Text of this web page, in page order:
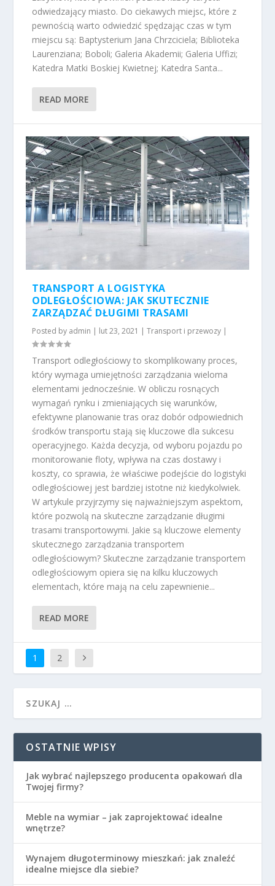
odwiedzający miasto. Do ciekawych miejsc, które z
pewnością warto odwiedzić spędzając czas w tym
miejscu są: Baptysterium Jana Chrzciciela; Biblioteka
Laurenziana; Boboli; Galeria Akademii; Galeria Uffizi;
Katedra Matki Boskiej Kwietnej; Katedra Santa...
READ MORE
TRANSPORT A LOGISTYKA
ODLEGŁOŚCIOWA: JAK SKUTECZNIE
ZARZĄDZAĆ DŁUGIMI TRASAMI
Posted by admin lut 23, 2021 |Transport i przewozy
Transport odległościowy to skomplikowany proces,
który wymaga umiejętności zarządzania wieloma
elementami jednocześnie. W obliczu rosnących
wymagań rynku i zmieniających się warunków,
efektywne planowanie tras oraz dobór odpowiednich
środków transportu stają się kluczowe dla sukcesu
operacyjnego. Każda decyzja, od wyboru pojazdu po
monitorowanie floty, wpływa na czas dostawy i
koszty, co sprawia, że właściwe podejście do logistyki
odległościowej jest bardziej istotne niż kiedykolwiek.
W artykule przyjrzymy się najważniejszym aspektom,
które pozwolą na skuteczne zarządzanie długimi
trasami transportowymi. Jakie są kluczowe elementy
skutecznego zarządzania transportem
odległościowym? Skuteczne zarządzanie transportem
odległościowym opiera się na kilku kluczowych
elementach, które mają na celu zapewnienie...
READ MORE
1 2
OSTATNIE WPISY
Jak wybrać najlepszego producenta opakowań dla
Twojej firmy?
Meble na wymiar – jak zaprojektować idealne
wnętrze?
Wynajem długoterminowy mieszkań: jak znaleźć
idealne miejsce dla siebie?